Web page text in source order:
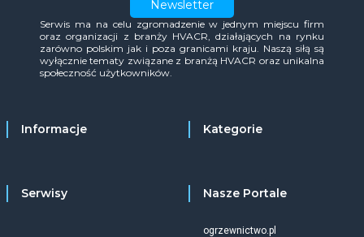
Newsletter
Serwis ma na celu zgromadzenie w jednym miejscu firm
oraz organizacji z branży HVACR, działających na rynku
zarówno polskim jak i poza granicami kraju. Naszą siłą są
wyłącznie tematy związane z branżą HVACR oraz unikalna
społeczność użytkowników.
Informacje Kategorie
Serwisy Nasze Portale
ogrzewnictwo.pl